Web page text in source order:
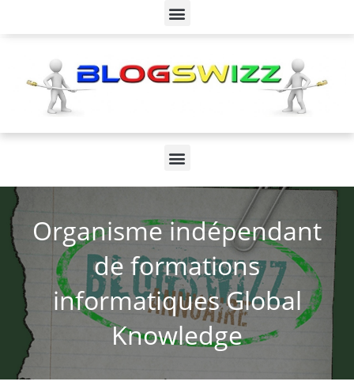
Organisme indépendant
de formations
informatiques Global
Knowledge